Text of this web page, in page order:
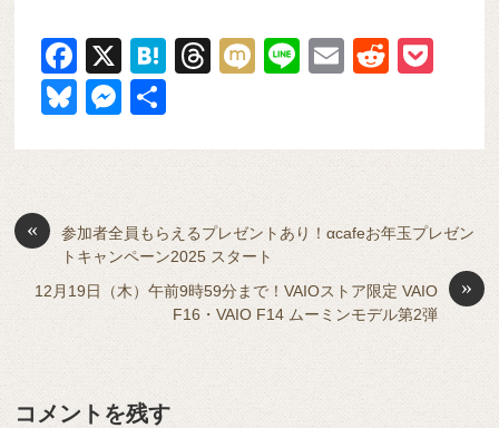
F
a
c
e
o
o
k
X
H
n
T
a
s
M
Li
E
R
di et
Bl
y
M
n
g
er
«
参加者全員もらえるプレゼントあり！αcafeお年玉プレゼン
トキャンペーン2025 スタート
»
12月19日（木）午前9時59分まで！VAIOストア限定 VAIO
F16・VAIO F14 ムーミンモデル第2弾
コメントを残す